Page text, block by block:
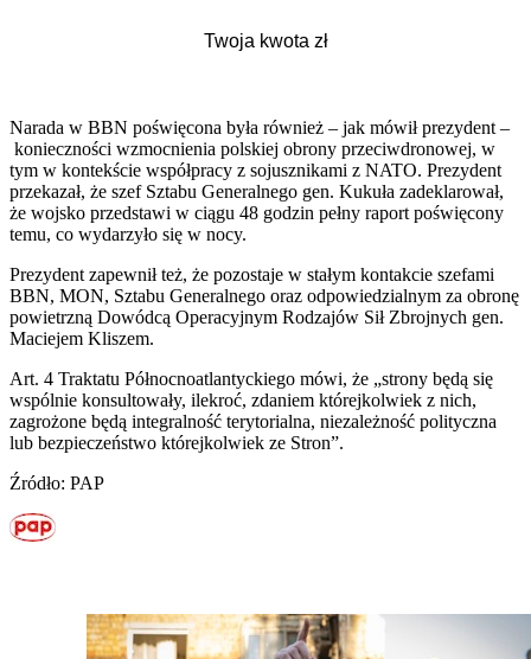
Narada w BBN poświęcona była również – jak mówił prezydent –
konieczności wzmocnienia polskiej obrony przeciwdronowej, w
tym w kontekście współpracy z sojusznikami z NATO. Prezydent
przekazał, że szef Sztabu Generalnego gen. Kukuła zadeklarował,
że wojsko przedstawi w ciągu 48 godzin pełny raport poświęcony
temu, co wydarzyło się w nocy.
Prezydent zapewnił też, że pozostaje w stałym kontakcie szefami
BBN, MON, Sztabu Generalnego oraz odpowiedzialnym za obronę
powietrzną Dowódcą Operacyjnym Rodzajów Sił Zbrojnych gen.
Maciejem Kliszem.
Art. 4 Traktatu Północnoatlantyckiego mówi, że „strony będą się
wspólnie konsultowały, ilekroć, zdaniem którejkolwiek z nich,
zagrożone będą integralność terytorialna, niezależność polityczna
lub bezpieczeństwo którejkolwiek ze Stron”.
Źródło: PAP